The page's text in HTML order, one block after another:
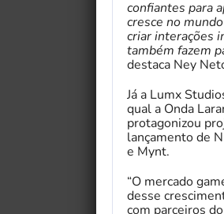
confiantes para
cresce no
criar interações
também fazem
destaca Ney
Já a Lumx
qual a Onda
protagonizou
lançamento de
e Mynt.
“O mercado
desse
com parceiros